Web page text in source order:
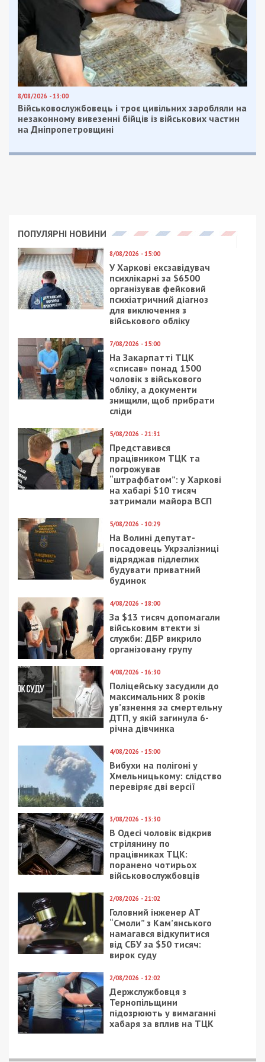
8/08/2026 - 13:00
Військовослужбовець і троє цивільних заробляли на
незаконному вивезенні бійців із військових частин
на Дніпропетровщині
ПОПУЛЯРНІ НОВИНИ
8/08/2026 - 15:00
У Харкові ексзавідувач
психлікарні за $6500
організував фейковий
психіатричний діагноз
для виключення з
військового обліку
7/08/2026 - 15:00
На Закарпатті ТЦК
«списав» понад 1500
чоловік з військового
обліку, а документи
знищили, щоб прибрати
сліди
5/08/2026 - 21:31
Представився
працівником ТЦК та
погрожував
“штрафбатом”: у Харкові
на хабарі $10 тисяч
затримали майора ВСП
5/08/2026 - 10:29
На Волині депутат-
посадовець Укрзалізниці
відряджав підлеглих
будувати приватний
будинок
4/08/2026 - 18:00
За $13 тисяч допомагали
військовим втекти зі
служби: ДБР викрило
організовану групу
4/08/2026 - 16:30
Поліцейську засудили до
максимальних 8 років
ув’язнення за смертельну
ДТП, у якій загинула 6-
річна дівчинка
4/08/2026 - 15:00
Вибухи на полігоні у
Хмельницькому: слідство
перевіряє дві версії
3/08/2026 - 13:30
В Одесі чоловік відкрив
стрілянину по
працівниках ТЦК:
поранено чотирьох
військовослужбовців
2/08/2026 - 21:02
Головний інженер АТ
“Смоли” з Кам’янського
намагався відкупитися
від СБУ за $50 тисяч:
вирок суду
2/08/2026 - 12:02
Держслужбовця з
Тернопільщини
підозрюють у вимаганні
хабаря за вплив на ТЦК